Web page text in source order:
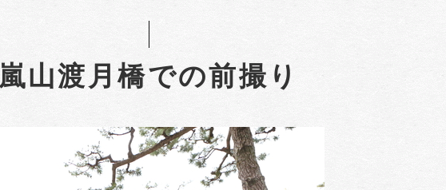
嵐山渡月橋での前撮り